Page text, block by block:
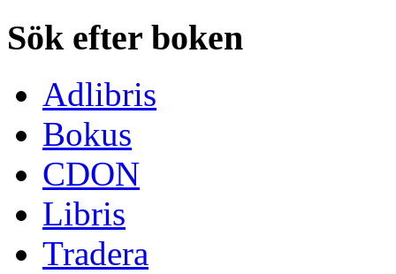
Sök efter boken
Adlibris
Bokus
CDON
Libris
Tradera